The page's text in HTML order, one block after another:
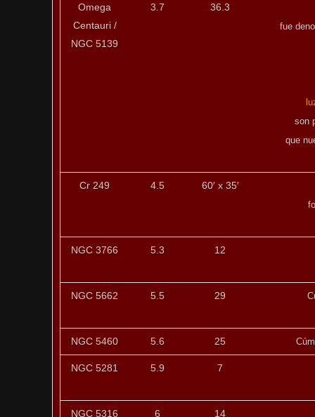
Omega
Centauri /
NGC 5139
3.7 36.3
fue
son
que
Cr 249 4.5 60′ x 35′
NGC 3766 5.3 12
NGC 5662 5.5 29
NGC 5460 5.6 25
NGC 5281 5.9 7
NGC 5316 6 14